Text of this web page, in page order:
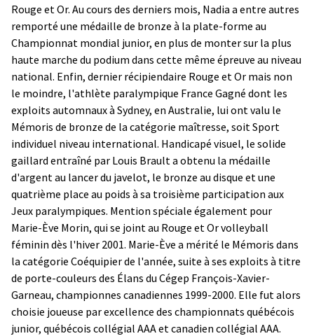
Rouge et Or. Au cours des derniers mois, Nadia a entre autres
remporté une médaille de bronze à la plate-forme au
Championnat mondial junior, en plus de monter sur la plus
haute marche du podium dans cette même épreuve au niveau
national. Enfin, dernier récipiendaire Rouge et Or mais non
le moindre, l'athlète paralympique France Gagné dont les
exploits automnaux à Sydney, en Australie, lui ont valu le
Mémoris de bronze de la catégorie maîtresse, soit Sport
individuel niveau international. Handicapé visuel, le solide
gaillard entraîné par Louis Brault a obtenu la médaille
d'argent au lancer du javelot, le bronze au disque et une
quatrième place au poids à sa troisième participation aux
Jeux paralympiques. Mention spéciale également pour
Marie-Ève Morin, qui se joint au Rouge et Or volleyball
féminin dès l'hiver 2001. Marie-Ève a mérité le Mémoris dans
la catégorie Coéquipier de l'année, suite à ses exploits à titre
de porte-couleurs des Élans du Cégep François-Xavier-
Garneau, championnes canadiennes 1999-2000. Elle fut alors
choisie joueuse par excellence des championnats québécois
junior, québécois collégial AAA et canadien collégial AAA.